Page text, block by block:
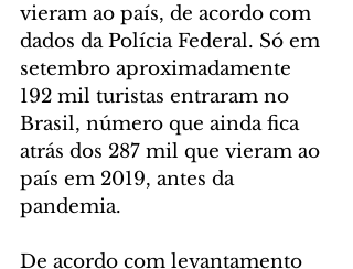
vieram ao país, de acordo com
dados da Polícia Federal. Só em
setembro aproximadamente
192 mil turistas entraram no
Brasil, número que ainda fica
atrás dos 287 mil que vieram ao
país em 2019, antes da
pandemia.
De acordo com levantamento